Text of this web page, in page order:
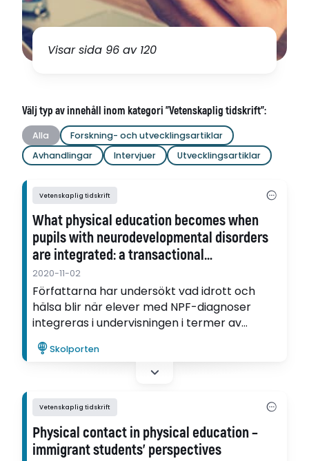
Visar sida 96 av 120
Välj typ av innehåll inom kategori "Vetenskaplig tidskrift":
Alla
Forskning- och utvecklingsartiklar
Avhandlingar
Intervjuer Utvecklingsartiklar
Vetenskaplig tidskrift
What physical education becomes when
pupils with neurodevelopmental disorders
are integrated: a transactional
understanding
2020-11-02
Författarna har undersökt vad idrott och
hälsa blir när elever med NPF-diagnoser
integreras i undervisningen i termer av
inkludering och exkludering. Studien tar ett
elevperspektiv och utgångspunkten är
svårigheterna med inkludering av mer
Skolporten
Vetenskaplig tidskrift
Physical contact in physical education –
immigrant students’ perspectives